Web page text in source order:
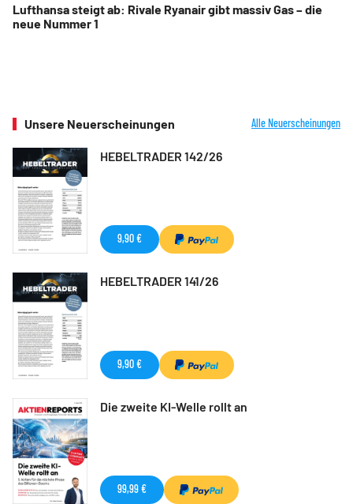
Lufthansa steigt ab: Rivale Ryanair gibt massiv Gas – die
neue Nummer 1
Unsere Neuerscheinungen Alle Neuerscheinungen
HEBELTRADER 142/26
9,90 €
HEBELTRADER 141/26
9,90 €
Die zweite KI-Welle rollt an
99,99 €